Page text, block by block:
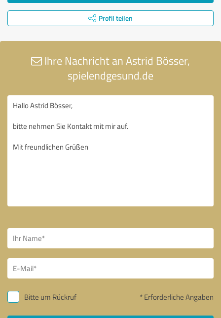
Profil teilen
Ihre Nachricht an Astrid Bösser,
spielendgesund.de
Bitte um Rückruf * Erforderliche Angaben